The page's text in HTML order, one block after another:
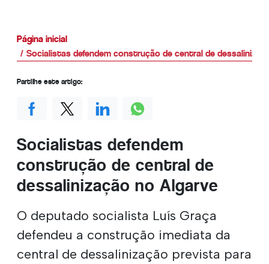
Página inicial
Socialistas defendem construção de central de
Socialistas defendem
construção de central de
dessalinização no Algarve
O deputado socialista Luís Graça
defendeu a construção imediata da
central de dessalinização prevista para
Partilhe este artigo: